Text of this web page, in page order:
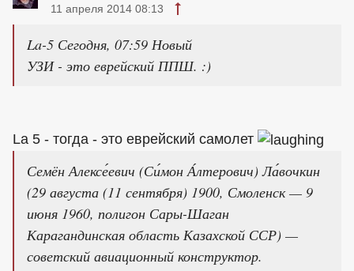
11 апреля 2014 08:13
La-5 Сегодня, 07:59 Новый
УЗИ - это еврейский ППШ. :)
La 5 - тогда - это еврейский самолет
Семён Алексе́евич (Си́мон А́лтерович) Ла́вочкин
(29 августа (11 сентября) 1900, Смоленск — 9
июня 1960, полигон Сары-Шаган
Карагандинская область Казахской ССР) —
советский авиационный конструктор.